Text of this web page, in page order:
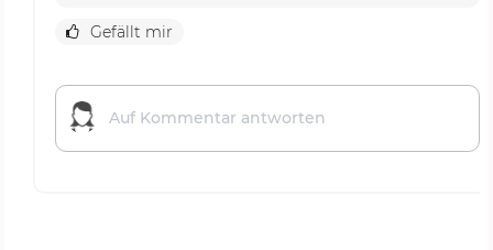
Gefällt mir